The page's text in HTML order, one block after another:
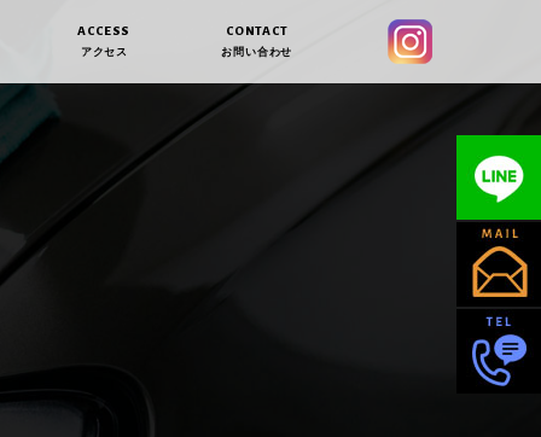
ACCESS
アクセス
CONTACT
お問い合わせ